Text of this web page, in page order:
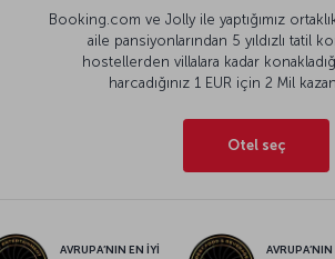
Booking.com ve Jolly ile yaptığımız
aile pansiyonlarından 5 yıldızlı tatil
hostellerden villalara kadar
harcadığınız 1 EUR için 2 Mil
Otel seç
AVRUPA’NIN EN İYİ
AVRUPA’NIN